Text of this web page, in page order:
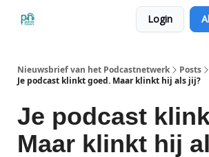
Login
Nieuwsbrief van het Podcastnetwerk
Posts
Je podcast klinkt goed. Maar klinkt hij als jij?
Je podcast
Maar klinkt hij